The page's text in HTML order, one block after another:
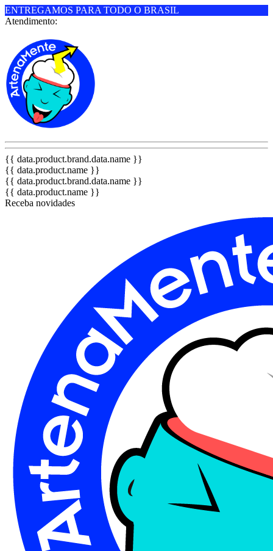
ENTREGAMOS PARA TODO O BRASIL
Atendimento:
{{ data.product.brand.data.name }}
{{ data.product.name }}
{{ data.product.brand.data.name }}
{{ data.product.name }}
Receba novidades